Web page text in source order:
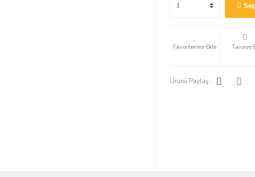
Tavsiye
Ürünü Paylaş :